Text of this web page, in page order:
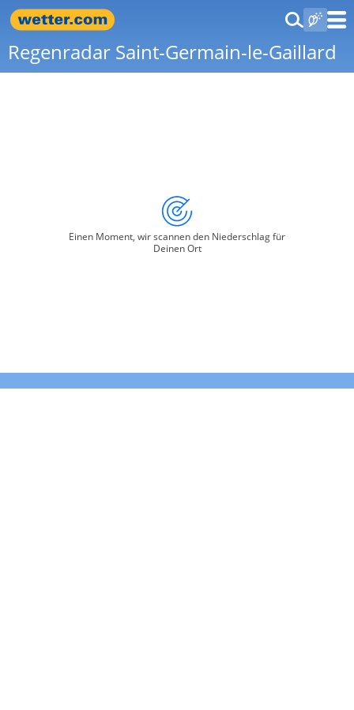
Regenradar Saint-Germain-le-Gaillard
Einen Moment, wir scannen den Niederschlag für
Deinen Ort